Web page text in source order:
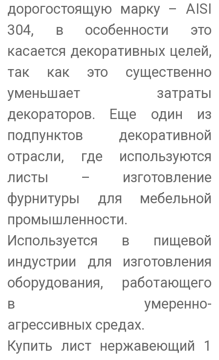
дорогостоящую марку – AISI
304, в особенности это
касается декоративных целей,
так как это существенно
уменьшает затраты
декораторов. Еще один из
подпунктов декоративной
отрасли, где используются
листы – изготовление
фурнитуры для мебельной
промышленности.
Используется в пищевой
индустрии для изготовления
оборудования, работающего
в умеренно-
агрессивных средах.
Купить лист нержавеющий 1